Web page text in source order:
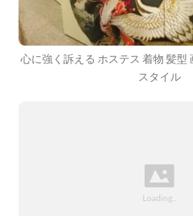
心に強く訴える ホステス 着物 髪型
スタイル